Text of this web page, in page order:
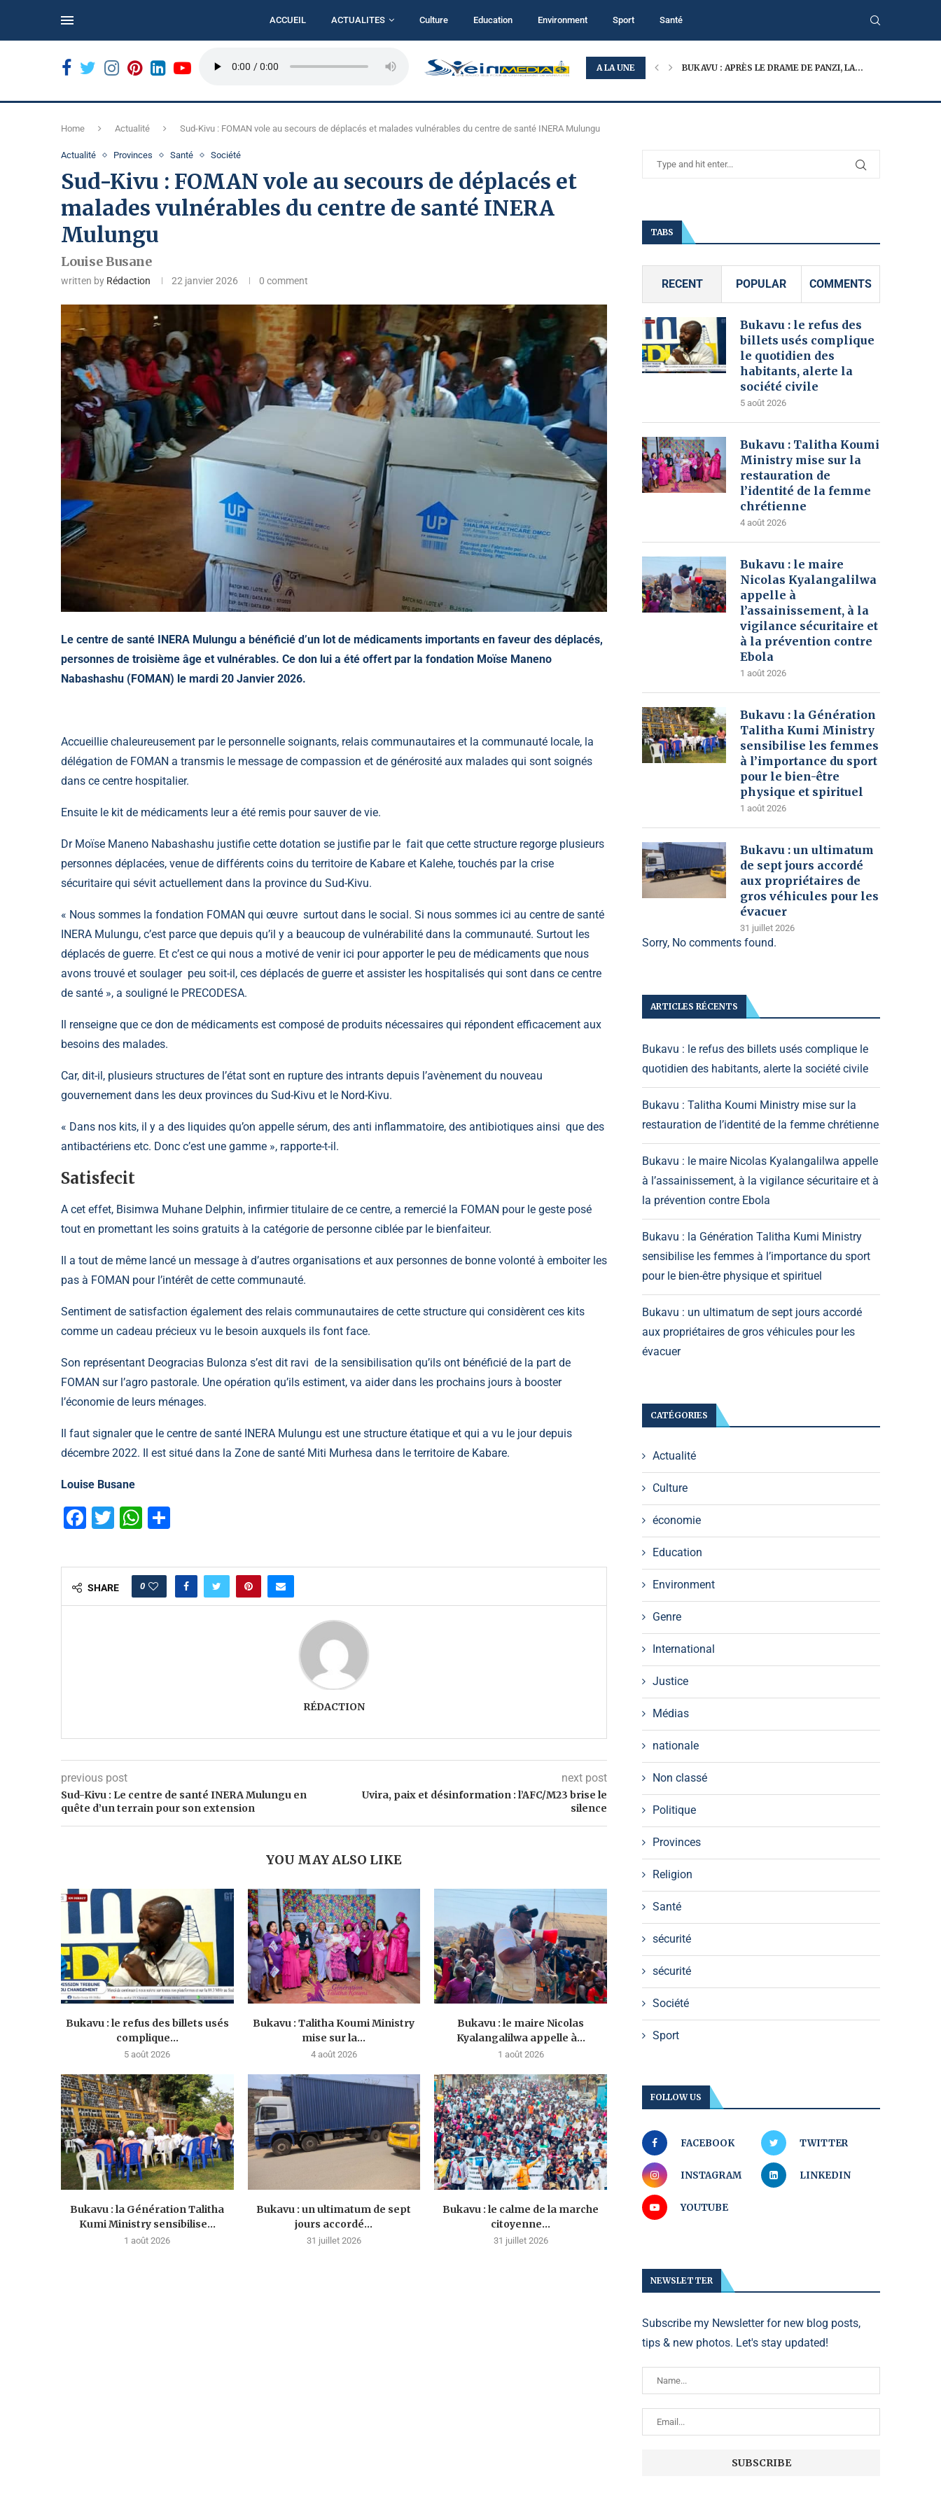
ACCUEIL ACTUALITES Culture Education Environment Sport Santé
A LA UNE
BUKAVU : LE CALME DE LA MARCHE CITOYENNE... RDC : L’AFC/M23 ACCUSE LE RÉGIME DE KINSHASA... BUKAVU : APRÈS LE DRAME DE PANZI, LA...
Home Actualité Sud-Kivu : FOMAN vole au secours de déplacés et malades vulnérables du centre de santé INERA Mulungu
Actualité Provinces Santé Société
Sud-Kivu : FOMAN vole au secours de déplacés et
malades vulnérables du centre de santé INERA
Mulungu
Louise Busane
written by Rédaction 22 janvier 2026 0 comment
Le centre de santé INERA Mulungu a bénéficié d’un lot de médicaments importants en faveur des déplacés,
personnes de troisième âge et vulnérables. Ce don lui a été offert par la fondation Moïse Maneno
Nabashashu (FOMAN) le mardi 20 Janvier 2026.
Accueillie chaleureusement par le personnelle soignants, relais communautaires et la communauté locale, la
délégation de FOMAN a transmis le message de compassion et de générosité aux malades qui sont soignés
dans ce centre hospitalier.
Ensuite le kit de médicaments leur a été remis pour sauver de vie.
Dr Moïse Maneno Nabashashu justifie cette dotation se justifie par le fait que cette structure regorge plusieurs
personnes déplacées, venue de différents coins du territoire de Kabare et Kalehe, touchés par la crise
sécuritaire qui sévit actuellement dans la province du Sud-Kivu.
« Nous sommes la fondation FOMAN qui œuvre surtout dans le social. Si nous sommes ici au centre de santé
INERA Mulungu, c’est parce que depuis qu’il y a beaucoup de vulnérabilité dans la communauté. Surtout les
déplacés de guerre. Et c’est ce qui nous a motivé de venir ici pour apporter le peu de médicaments que nous
avons trouvé et soulager peu soit-il, ces déplacés de guerre et assister les hospitalisés qui sont dans ce centre
de santé », a souligné le PRECODESA.
Il renseigne que ce don de médicaments est composé de produits nécessaires qui répondent efficacement aux
besoins des malades.
Car, dit-il, plusieurs structures de l’état sont en rupture des intrants depuis l’avènement du nouveau
gouvernement dans les deux provinces du Sud-Kivu et le Nord-Kivu.
« Dans nos kits, il y a des liquides qu’on appelle sérum, des anti inflammatoire, des antibiotiques ainsi que des
antibactériens etc. Donc c’est une gamme », rapporte-t-il.
Satisfecit
A cet effet, Bisimwa Muhane Delphin, infirmier titulaire de ce centre, a remercié la FOMAN pour le geste posé
tout en promettant les soins gratuits à la catégorie de personne ciblée par le bienfaiteur.
Il a tout de même lancé un message à d’autres organisations et aux personnes de bonne volonté à emboiter les
pas à FOMAN pour l’intérêt de cette communauté.
Sentiment de satisfaction également des relais communautaires de cette structure qui considèrent ces kits
comme un cadeau précieux vu le besoin auxquels ils font face.
Son représentant Deogracias Bulonza s’est dit ravi de la sensibilisation qu’ils ont bénéficié de la part de
FOMAN sur l’agro pastorale. Une opération qu’ils estiment, va aider dans les prochains jours à booster
l’économie de leurs ménages.
Il faut signaler que le centre de santé INERA Mulungu est une structure étatique et qui a vu le jour depuis
décembre 2022. Il est situé dans la Zone de santé Miti Murhesa dans le territoire de Kabare.
Louise Busane
Facebook
TwitterWhatsApp
SHARE 0
RÉDACTION
previous post
Sud-Kivu : Le centre de santé INERA Mulungu en
quête d’un terrain pour son extension
next post
Uvira, paix et désinformation : l’AFC/M23 brise le
silence
YOU MAY ALSO LIKE
Bukavu : le refus des billets usés
complique...
5 août 2026
Bukavu : Talitha Koumi Ministry
mise sur la...
4 août 2026
Bukavu : le maire Nicolas
Kyalangalilwa appelle à...
1 août 2026
Bukavu : la Génération Talitha
Kumi Ministry sensibilise...
1 août 2026
Bukavu : un ultimatum de sept
jours accordé...
31 juillet 2026
Bukavu : le calme de la marche
citoyenne...
31 juillet 2026
TABS
RECENT POPULAR COMMENTS
Bukavu : le refus des
billets usés complique
le quotidien des
habitants, alerte la
société civile
5 août 2026
Bukavu : Talitha Koumi
Ministry mise sur la
restauration de
l’identité de la femme
chrétienne
4 août 2026
Bukavu : le maire
Nicolas Kyalangalilwa
appelle à
l’assainissement, à la
vigilance sécuritaire et
à la prévention contre
Ebola
1 août 2026
Bukavu : la Génération
Talitha Kumi Ministry
sensibilise les femmes
à l’importance du sport
pour le bien-être
physique et spirituel
1 août 2026
Bukavu : un ultimatum
de sept jours accordé
aux propriétaires de
gros véhicules pour les
évacuer
31 juillet 2026
Sorry, No comments found.
ARTICLES RÉCENTS
Bukavu : le refus des billets usés complique le
quotidien des habitants, alerte la société civile
Bukavu : Talitha Koumi Ministry mise sur la
restauration de l’identité de la femme chrétienne
Bukavu : le maire Nicolas Kyalangalilwa appelle
à l’assainissement, à la vigilance sécuritaire et à
la prévention contre Ebola
Bukavu : la Génération Talitha Kumi Ministry
sensibilise les femmes à l’importance du sport
pour le bien-être physique et spirituel
Bukavu : un ultimatum de sept jours accordé
aux propriétaires de gros véhicules pour les
évacuer
CATÉGORIES
Actualité
Culture
économie
Education
Environment
Genre
International
Justice
Médias
nationale
Non classé
Politique
Provinces
Religion
Santé
sécurité
sécurité
Société
Sport
FOLLOW US
FACEBOOK TWITTER
INSTAGRAM LINKEDIN
YOUTUBE
NEWSLETTER
Subscribe my Newsletter for new blog posts,
tips & new photos. Let's stay updated!